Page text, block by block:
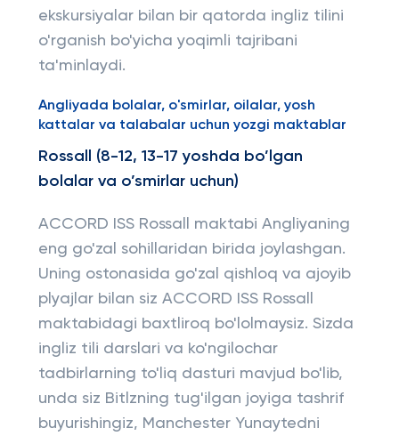
ekskursiyalar bilan bir qatorda ingliz tilini
o'rganish bo'yicha yoqimli tajribani
ta'minlaydi.
Angliyada bolalar, o'smirlar, oilalar, yosh
kattalar va talabalar uchun yozgi maktablar
Rossall (8-12, 13-17 yoshda bo’lgan
bolalar va o’smirlar uchun)
ACCORD ISS Rossall maktabi Angliyaning
eng go'zal sohillaridan birida joylashgan.
Uning ostonasida go'zal qishloq va ajoyib
plyajlar bilan siz ACCORD ISS Rossall
maktabidagi baxtliroq bo'lolmaysiz. Sizda
ingliz tili darslari va ko'ngilochar
tadbirlarning to'liq dasturi mavjud bo'lib,
unda siz Bitlzning tug'ilgan joyiga tashrif
buyurishingiz, Manchester Yunaytedni